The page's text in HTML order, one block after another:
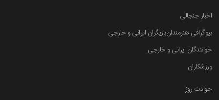
اخبار جنجالی
بیوگرافی هنرمندانبازیگران ایرانی و خارجی
خوانندگان ایرانی و خارجی
ورزشکاران
حوادث روز